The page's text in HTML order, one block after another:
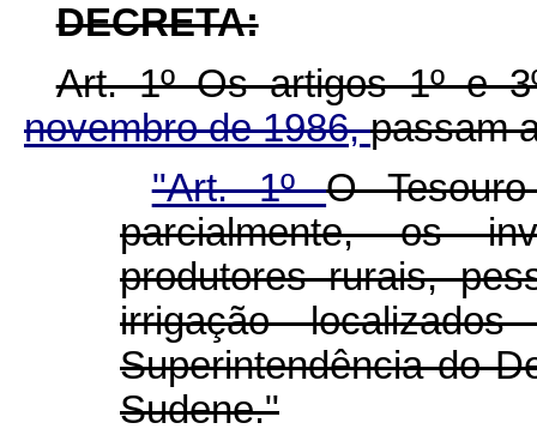
DECRETA:
Art. 1º Os artigos 1º e
novembro de 1986,passam
"Art. 1ºO
parcialmente, os
produtores rurais,
irrigação
Superintendência do
Sudene."